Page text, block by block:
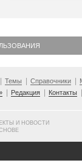
Темы Справочники
Редакция Контакты
И НОВОСТИ